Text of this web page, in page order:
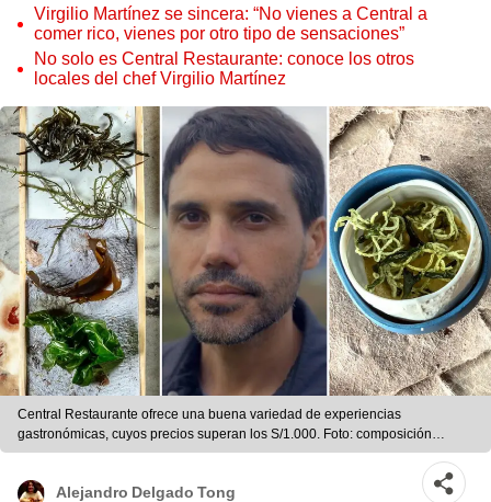
Virgilio Martínez se sincera: “No vienes a Central a
comer rico, vienes por otro tipo de sensaciones”
No solo es Central Restaurante: conoce los otros
locales del chef Virgilio Martínez
Central Restaurante ofrece una buena variedad de experiencias
gastronómicas, cuyos precios superan los S/1.000. Foto: composición
LR/Central Restaurante/Virgilio Martínez/Instagram
Alejandro Delgado Tong